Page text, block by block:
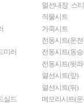
미러
실드
열선내장 스
직물시트
가죽시트
전동시트(운
전동시트(동
전동시트(뒷
열선시트(앞)
열선시트(뒤)
메모리시트(